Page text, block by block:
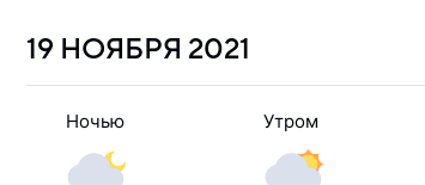
19 НОЯБРЯ 2021
Ночью Утром